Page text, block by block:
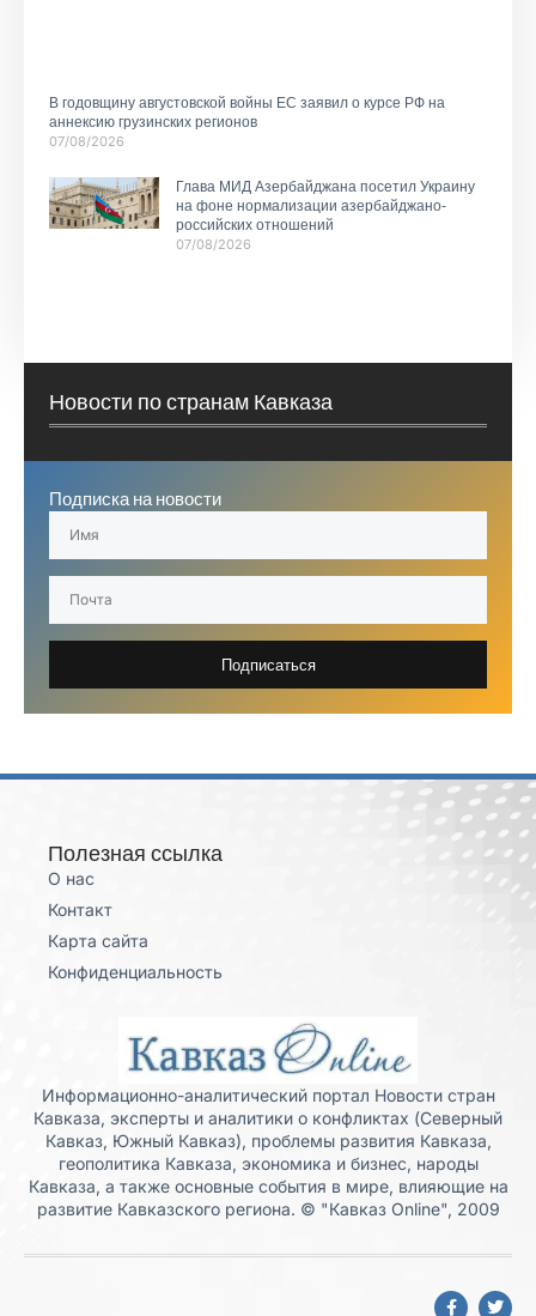
В годовщину августовской войны ЕС заявил о курсе РФ на
аннексию грузинских регионов
07/08/2026
Глава МИД Азербайджана посетил Украину
на фоне нормализации азербайджано-
российских отношений
07/08/2026
Новости по странам Кавказа
Подписка на новости
Подписаться
Полезная ссылка
О нас
Контакт
Карта сайта
Конфиденциальность
Информационно-аналитический портал Новости стран
Кавказа, эксперты и аналитики о конфликтах (Северный
Кавказ, Южный Кавказ), проблемы развития Кавказа,
геополитика Кавказа, экономика и бизнес, народы
Кавказа, а также основные события в мире, влияющие на
развитие Кавказского региона. © "Кавказ Online", 2009